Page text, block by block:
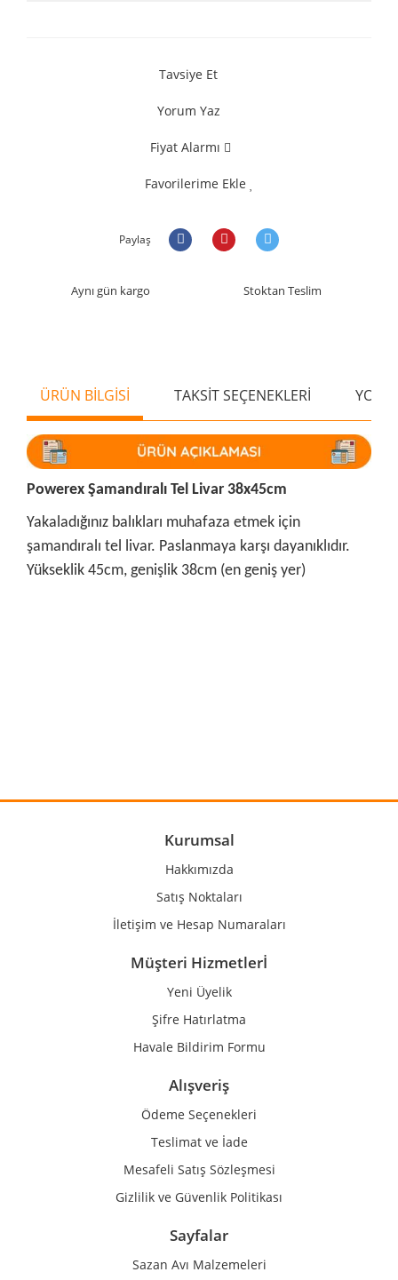
Tavsiye Et
Yorum Yaz
Fiyat Alarmı
Favorilerime Ekle
Paylaş
Aynı gün kargo Stoktan Teslim
ÜRÜN BİLGİSİ TAKSİT SEÇENEKLERİ
Powerex Şamandıralı Tel Livar 38x45cm
Yakaladığınız balıkları muhafaza etmek için
şamandıralı tel livar. Paslanmaya karşı dayanıklıdır.
Yükseklik 45cm, genişlik 38cm (en geniş yer)
Ürün açıklamasında eksik bilgiler bulunuyor.
Ürün bilgilerinde hatalar bulunuyor.
Gönder
Kurumsal
Hakkımızda
Satış Noktaları
İletişim ve Hesap Numaraları
Müşteri Hizmetlerİ
Yeni Üyelik
Şifre Hatırlatma
Havale Bildirim Formu
Alışveriş
Ödeme Seçenekleri
Teslimat ve İade
Mesafeli Satış Sözleşmesi
Gizlilik ve Güvenlik Politikası
Sayfalar
Sazan Avı Malzemeleri